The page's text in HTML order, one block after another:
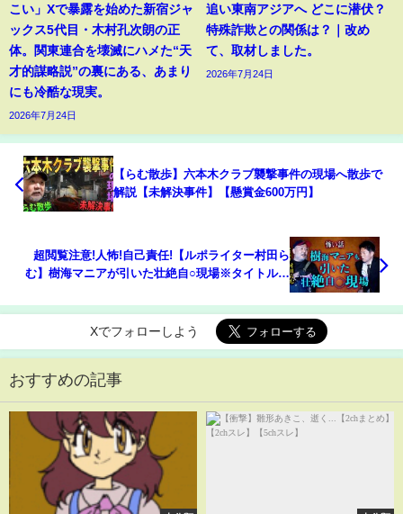
こい」Xで暴露を始めた新宿ジャ
ックス5代目・木村孔次朗の正
体。関東連合を壊滅にハメた“天
才的謀略説”の裏にある、あまり
にも冷酷な現実。
2026年7月24日
追い東南アジアへ どこに潜伏？
特殊詐欺との関係は？｜改め
て、取材しました。
2026年7月24日
【らむ散歩】六本木クラブ襲撃事件の現場へ散歩で
解説【未解決事件】【懸賞金600万円】
超閲覧注意!人怖!自己責任!【ルポライター村田ら
む】樹海マニアが引いた壮絶自○現場※タイトルか
田秀平のお怪談巡り』
Xでフォローしよう
おすすめの記事